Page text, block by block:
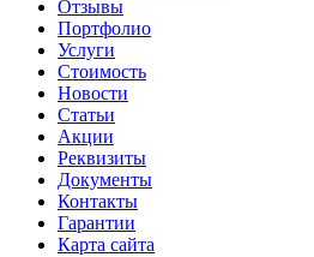
Отзывы
Портфолио
Услуги
Стоимость
Новости
Статьи
Акции
Реквизиты
Документы
Контакты
Гарантии
Карта сайта